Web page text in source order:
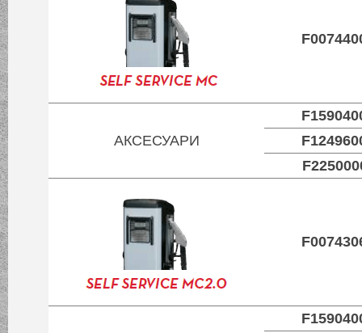
АКСЕСУАРИ